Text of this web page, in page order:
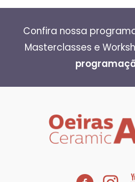
Confira nossa
Masterclasses e